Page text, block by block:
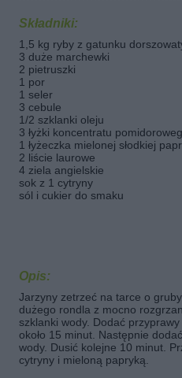
Składniki:
1,5 kg ryby z gatunku
3 duże marchewki
2 pietruszki
1 por
1 seler
3 cebule
1/2 szklanki oleju
3 łyżki koncentratu
1 łyżeczka mielonej słodkiej
2 liście laurowe
4 ziela angielskie
sok z 1 cytryny
sól i cukier do smaku
Opis:
Jarzyny zetrzeć na tarce o
dużego rondla z mocno
szklanki wody. Dodać
około 15 minut. Następnie
wody. Dusić kolejne 10 minut.
cytryny i mieloną papryką.